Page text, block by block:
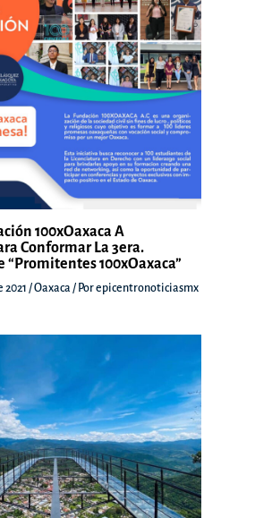
100xOaxaca A
Conformar La 3era.
“Promitentes 100xOaxaca”
2021 /Oaxaca / Porepicentronoticiasmx